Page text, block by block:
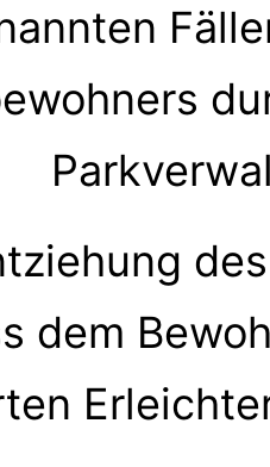
dem